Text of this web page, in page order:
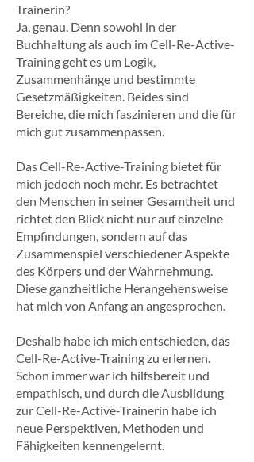
Trainerin?
Ja, genau. Denn sowohl in der
Buchhaltung als auch im Cell-Re-Active-
Training geht es um Logik,
Zusammenhänge und bestimmte
Gesetzmäßigkeiten. Beides sind
Bereiche, die mich faszinieren und die für
mich gut zusammenpassen.
Das Cell-Re-Active-Training bietet für
mich jedoch noch mehr. Es betrachtet
den Menschen in seiner Gesamtheit und
richtet den Blick nicht nur auf einzelne
Empfindungen, sondern auf das
Zusammenspiel verschiedener Aspekte
des Körpers und der Wahrnehmung.
Diese ganzheitliche Herangehensweise
hat mich von Anfang an angesprochen.
Deshalb habe ich mich entschieden, das
Cell-Re-Active-Training zu erlernen.
Schon immer war ich hilfsbereit und
empathisch, und durch die Ausbildung
zur Cell-Re-Active-Trainerin habe ich
neue Perspektiven, Methoden und
Fähigkeiten kennengelernt.